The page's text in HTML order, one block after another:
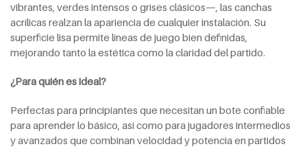
vibrantes, verdes intensos o grises clásicos—, las canchas
acrílicas realzan la apariencia de cualquier instalación. Su
superficie lisa permite líneas de juego bien definidas,
mejorando tanto la estética como la claridad del partido.
¿Para quién es ideal?
Perfectas para principiantes que necesitan un bote confiable
para aprender lo básico, así como para jugadores intermedios
y avanzados que combinan velocidad y potencia en partidos